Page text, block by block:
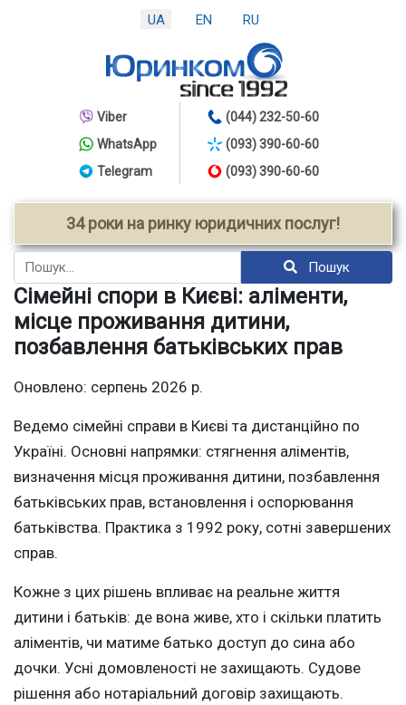
UA EN RU
Viber
WhatsApp
Telegram
(044) 232-50-60
(093) 390-60-60
(093) 390-60-60
34 роки на ринку юридичних послуг!
Пошук Пошук
Сімейні спори в Києві: аліменти,
місце проживання дитини,
позбавлення батьківських прав
Оновлено: серпень 2026 р.
Ведемо сімейні справи в Києві та дистанційно по
Україні. Основні напрямки: стягнення аліментів,
визначення місця проживання дитини, позбавлення
батьківських прав, встановлення і оспорювання
батьківства. Практика з 1992 року, сотні завершених
справ.
Кожне з цих рішень впливає на реальне життя
дитини і батьків: де вона живе, хто і скільки платить
аліментів, чи матиме батько доступ до сина або
дочки. Усні домовленості не захищають. Судове
рішення або нотаріальний договір захищають.